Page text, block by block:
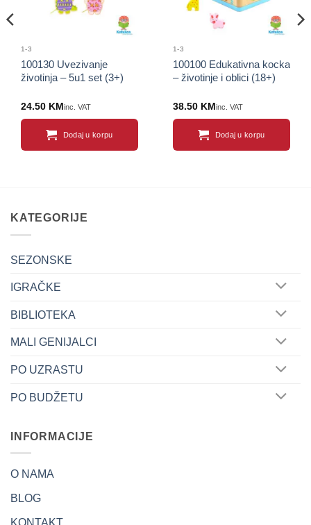
1-3
100130 Uvezivanje
životinja – 5u1 set (3+)
24.50 KMinc. VAT
Dodaj u korpu
1-3
100100 Edukativna kocka
– životinje i oblici (18+)
38.50 KMinc. VAT
Dodaj u korpu
KATEGORIJE
SEZONSKE
IGRAČKE
BIBLIOTEKA
MALI GENIJALCI
PO UZRASTU
PO BUDŽETU
INFORMACIJE
O NAMA
BLOG
KONTAKT